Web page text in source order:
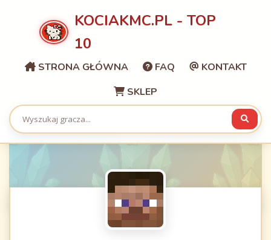
KOCIAKMC.PL - TOP
10
STRONA GŁÓWNA FAQ
KONTAKT
SKLEP